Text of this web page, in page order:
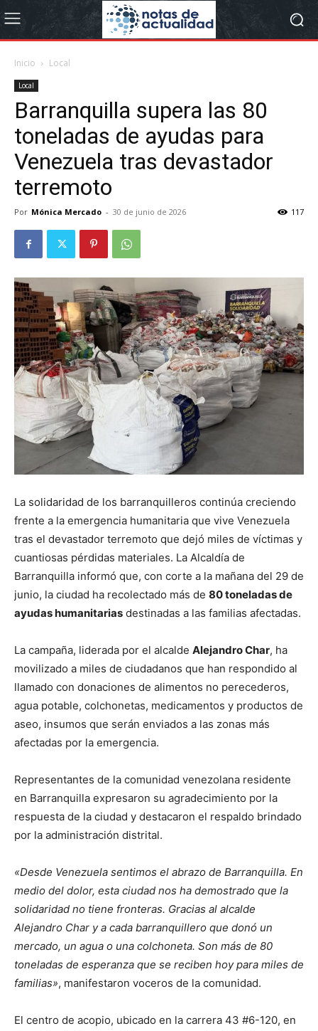
Inicio Local
Local
Barranquilla supera las 80
toneladas de ayudas para
Venezuela tras devastador
terremoto
Por Mónica Mercado - 30 de junio de 2026 117
La solidaridad de los barranquilleros continúa creciendo
frente a la emergencia humanitaria que vive Venezuela
tras el devastador terremoto que dejó miles de víctimas y
cuantiosas pérdidas materiales. La Alcaldía de
Barranquilla informó que, con corte a la mañana del 29 de
junio, la ciudad ha recolectado más de 80 toneladas de
ayudas humanitarias destinadas a las familias afectadas.
La campaña, liderada por el alcalde Alejandro Char, ha
movilizado a miles de ciudadanos que han respondido al
llamado con donaciones de alimentos no perecederos,
agua potable, colchonetas, medicamentos y productos de
aseo, insumos que serán enviados a las zonas más
afectadas por la emergencia.
Representantes de la comunidad venezolana residente
en Barranquilla expresaron su agradecimiento por la
respuesta de la ciudad y destacaron el respaldo brindado
por la administración distrital.
«Desde Venezuela sentimos el abrazo de Barranquilla. En
medio del dolor, esta ciudad nos ha demostrado que la
solidaridad no tiene fronteras. Gracias al alcalde
Alejandro Char y a cada barranquillero que donó un
mercado, un agua o una colchoneta. Son más de 80
toneladas de esperanza que se reciben hoy para miles de
familias», manifestaron voceros de la comunidad.
El centro de acopio, ubicado en la carrera 43 #6-120, en